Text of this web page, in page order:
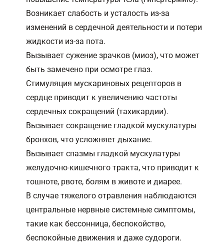
Возникает слабость и усталость из-за
изменений в сердечной деятельности и потери
жидкости из-за пота.
Вызывает сужение зрачков (миоз), что может
быть замечено при осмотре глаз.
Стимуляция мускариновых рецепторов в
сердце приводит к увеличению частоты
сердечных сокращений (тахикардии).
Вызывает сокращение гладкой мускулатуры
бронхов, что усложняет дыхание.
Вызывает спазмы гладкой мускулатуры
желудочно-кишечного тракта, что приводит к
тошноте, рвоте, болям в животе и диарее.
В случае тяжелого отравления наблюдаются
центральные нервные системные симптомы,
такие как бессонница, беспокойство,
беспокойные движения и даже судороги.